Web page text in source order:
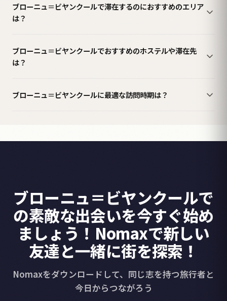
ブローニュ＝ビヤンクールで滞在するのにおすすめのエリア
は？
ブローニュ＝ビヤンクールでおすすめのホステルや滞在先
は？
ブローニュ＝ビヤンクールに最適な訪問時期は？
ブローニュ＝ビヤンクールで
の素敵な出会いを今すぐ始め
ましょう！Nomaxで新しい
友達と一緒に街を探索！
Nomaxをダウンロードして、同じ志を持つ旅行者と
今日からつながろう